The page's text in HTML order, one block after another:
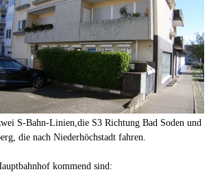
S-Bahn-Linien,die S3 Richtung Bad Soden und
die nach Niederhöchstadt fahren.
kommend sind: